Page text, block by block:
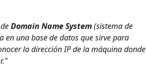
Domain Name System (sistema de
en una base de datos que sirve para
la dirección IP de la máquina donde